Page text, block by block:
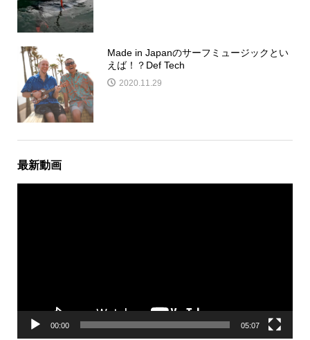
Made in Japanのサーフミュージックとい
えば！？Def Tech
2020.11.29
最新動画
00:00 05:07